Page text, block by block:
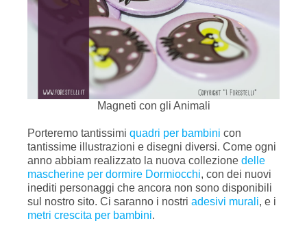
Magneti con gli Animali
Porteremo tantissimi quadri per bambini con
tantissime illustrazioni e disegni diversi. Come ogni
anno abbiam realizzato la nuova collezione delle
mascherine per dormire Dormiocchi, con dei nuovi
inediti personaggi che ancora non sono disponibili
sul nostro sito. Ci saranno i nostri adesivi murali, e i
metri crescita per bambini.